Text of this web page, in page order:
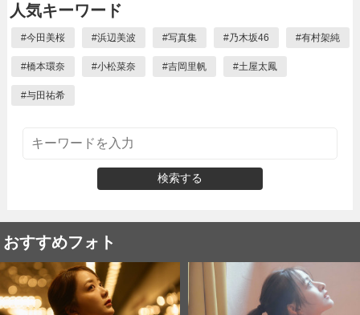
人気キーワード
#今田美桜 #浜辺美波 #写真集 #乃木坂46 #有村架純
#橋本環奈 #小松菜奈 #吉岡里帆 #土屋太鳳
#与田祐希
検索する
おすすめフォト